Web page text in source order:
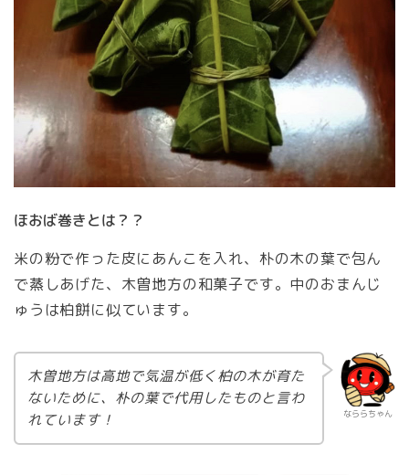
ほおば巻きとは？？
米の粉で作った皮にあんこを入れ、朴の木の葉で包ん
で蒸しあげた、木曽地方の和菓子です。中のおまんじ
ゅうは柏餅に似ています。
なららちゃん
木曽地方は高地で気温が低く柏の木が育た
ないために、朴の葉で代用したものと言わ
れています！